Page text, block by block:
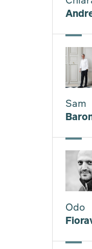
Sam
Odo